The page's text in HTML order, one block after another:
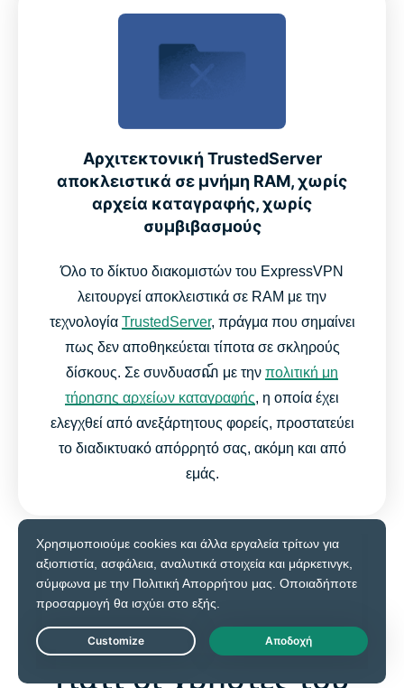
Αρχιτεκτονική TrustedServer
αποκλειστικά σε μνήμη RAM, χωρίς
αρχεία καταγραφής, χωρίς
συμβιβασμούς
Όλο το δίκτυο διακομιστών του ExpressVPN
λειτουργεί αποκλειστικά σε RAM με την
τεχνολογία TrustedServer, πράγμα που σημαίνει
πως δεν αποθηκεύεται τίποτα σε σκληρούς
δίσκους. Σε συνδυασណ៍ με την πολιτική μη
τήρησης αρχείων καταγραφής, η οποία έχει
ελεγχθεί από ανεξάρτητους φορείς, προστατεύει
το διαδικτυακό απόρρητό σας, ακόμη και από
εμάς.
Δοκιμάστε το ExpressVPN στον Edge
Γιατί οι χρήστες του
Live Chat